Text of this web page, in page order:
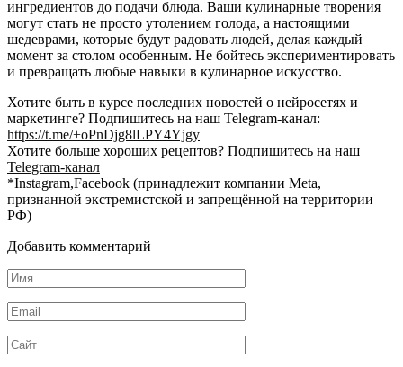
ингредиентов до подачи блюда. Ваши кулинарные творения
могут стать не просто утолением голода, а настоящими
шедеврами, которые будут радовать людей, делая каждый
момент за столом особенным. Не бойтесь экспериментировать
и превращать любые навыки в кулинарное искусство.
Хотите быть в курсе последних новостей о нейросетях и
маркетинге? Подпишитесь на наш Telegram-канал:
https://t.me/+oPnDjg8lLPY4Yjgy
Хотите больше хороших рецептов? Подпишитесь на наш
Telegram-канал
*Instagram,Facebook (принадлежит компании Meta,
признанной экстремистской и запрещённой на территории
РФ)
Добавить комментарий
Имя
*
Email
*
Сайт